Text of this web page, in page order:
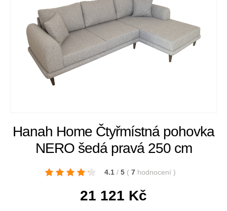
Hanah Home Čtyřmístná pohovka
NERO šedá pravá 250 cm
4.1 / 5 ( 7 hodnocení )
21 121 Kč